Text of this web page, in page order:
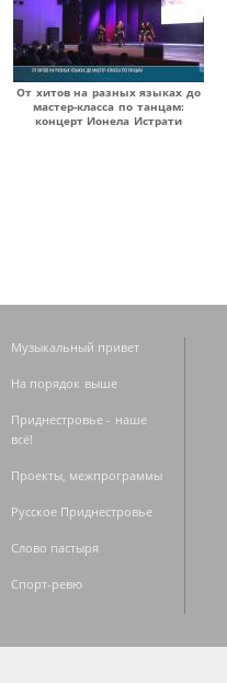
От хитов на разных языках до
мастер-класса по танцам:
концерт Ионела Истрати
Музыкальный привет
На порядок выше
Приднестровье - наше
всё!
Проекты, межпрограммы
Русское Приднестровье
Слово пастыря
Спорт-ревю